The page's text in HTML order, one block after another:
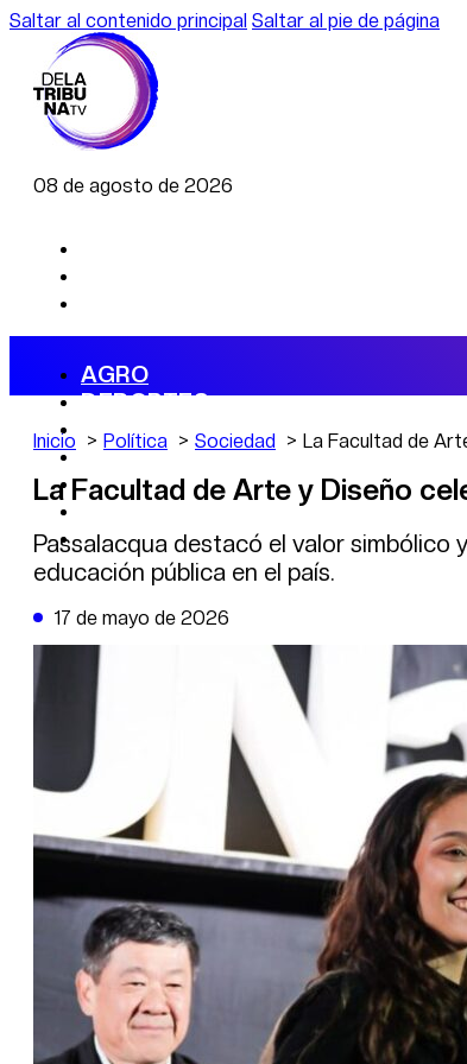
Saltar al contenido principal Saltar al pie de página
08 de agosto de 2026
AGRO
DEPORTES
ECONOMÍA
POLÍTICA
CAMBIO CLIMÁTICO
DE LA TRIBUNA TV
Inicio Política Sociedad La Facultad de
La Facultad de Arte y Diseño
Passalacqua destacó el valor
educación pública en el país.
17 de mayo de 2026